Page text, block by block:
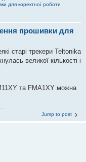
для коректної роботи
прошивки для
старі трекери Teltonika
великої кількості і
та FMA1XY можна
Jump to post